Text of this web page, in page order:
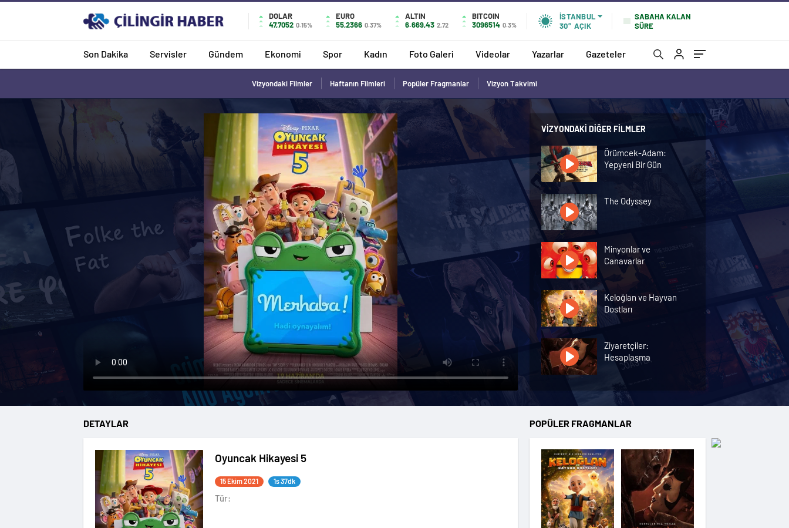
DOLAR
47,7052 0.15%
EURO
55,2366 0.37%
ALTIN
6.669,43 2,72
BITCOIN
3096514 0.3%
İSTANBUL
30° AÇIK
SABAHA KALAN
SÜRE
Son Dakika Servisler Gündem Ekonomi Spor Kadın Foto Galeri Videolar Yazarlar Gazeteler
Vizyondaki Filmler Haftanın Filmleri Popüler Fragmanlar Vizyon Takvimi
VIZYONDAKI DIĞER FILMLER
Örümcek-Adam:
Yepyeni Bir Gün
The Odyssey
Minyonlar ve
Canavarlar
Keloğlan ve Hayvan
Dostları
Ziyaretçiler:
Hesaplaşma
Nasreddin Hoca:
Zaman Yolcusu 4
Hayvan Çiftliği
DETAYLAR
Oyuncak Hikayesi 5
15 Ekim 2021 1s 37dk
Tür:
POPÜLER FRAGMANLAR